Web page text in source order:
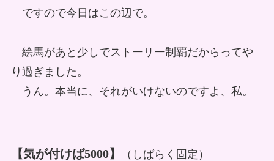
ですので今日はこの辺で。
絵馬があと少しでストーリー制覇だからってや
り過ぎました。
うん。本当に、それがいけないのですよ、私。
【気が付けば5000】
（しばらく固定）